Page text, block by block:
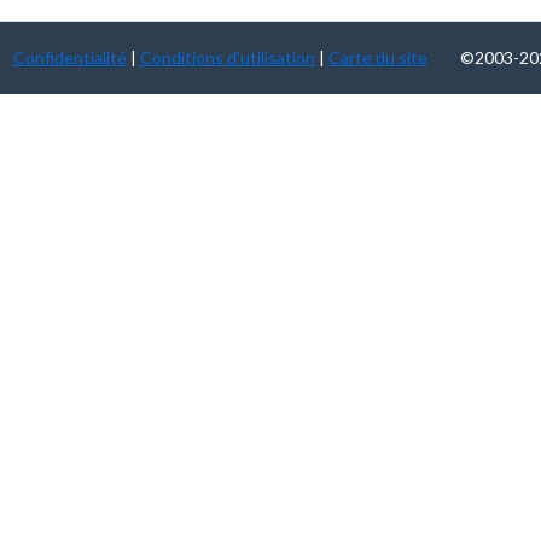
Confidentialité| Conditions d'utilisation | Carte du site©2003-2026